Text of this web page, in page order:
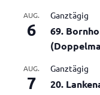
AUG.
6
Ganztägig
69.
AUG.
7
Ganztägig
20.